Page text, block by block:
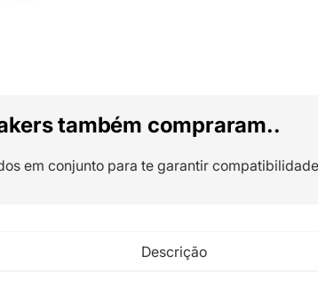
também compraram..
em conjunto para te garantir
Descrição